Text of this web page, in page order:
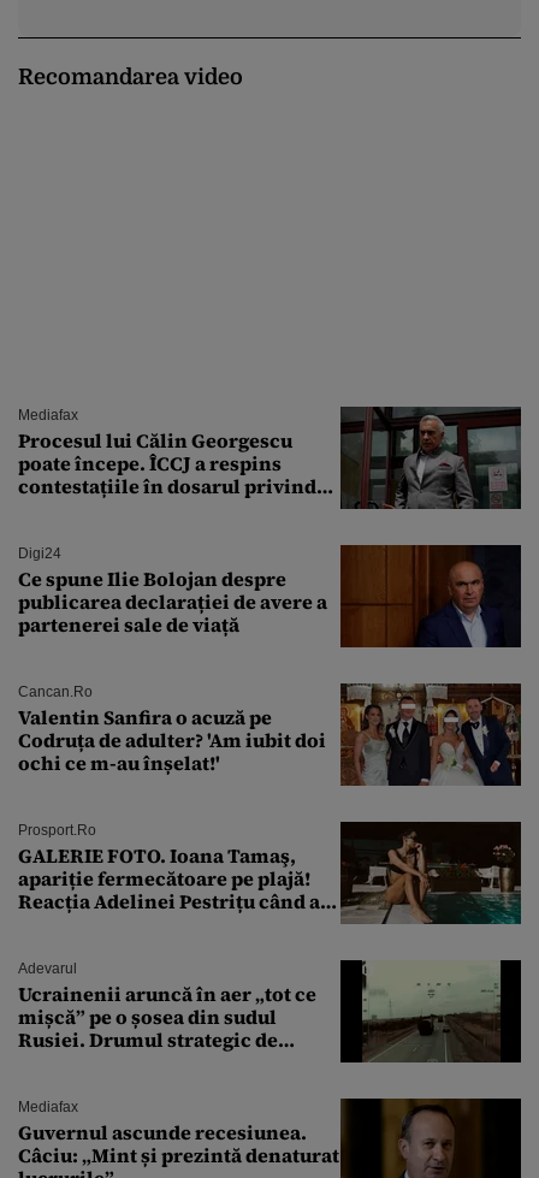
Recomandarea video
Mediafax
Procesul lui Călin Georgescu
poate începe. ÎCCJ a respins
contestațiile în dosarul privind
Digi24
Ce spune Ilie Bolojan despre
publicarea declarației de avere a
partenerei sale de viață
Cancan.ro
Valentin Sanfira o acuză pe
Codruța de adulter? 'Am iubit doi
ochi ce m-au înșelat!'
Prosport.ro
GALERIE FOTO. Ioana Tamaş,
apariție fermecătoare pe plajă!
Reacția Adelinei Pestrițu când a
Adevarul
Ucrainenii aruncă în aer „tot ce
mișcă” pe o șosea din sudul
Rusiei. Drumul strategic de
Mediafax
Guvernul ascunde recesiunea.
Câciu: „Mint și prezintă denaturat